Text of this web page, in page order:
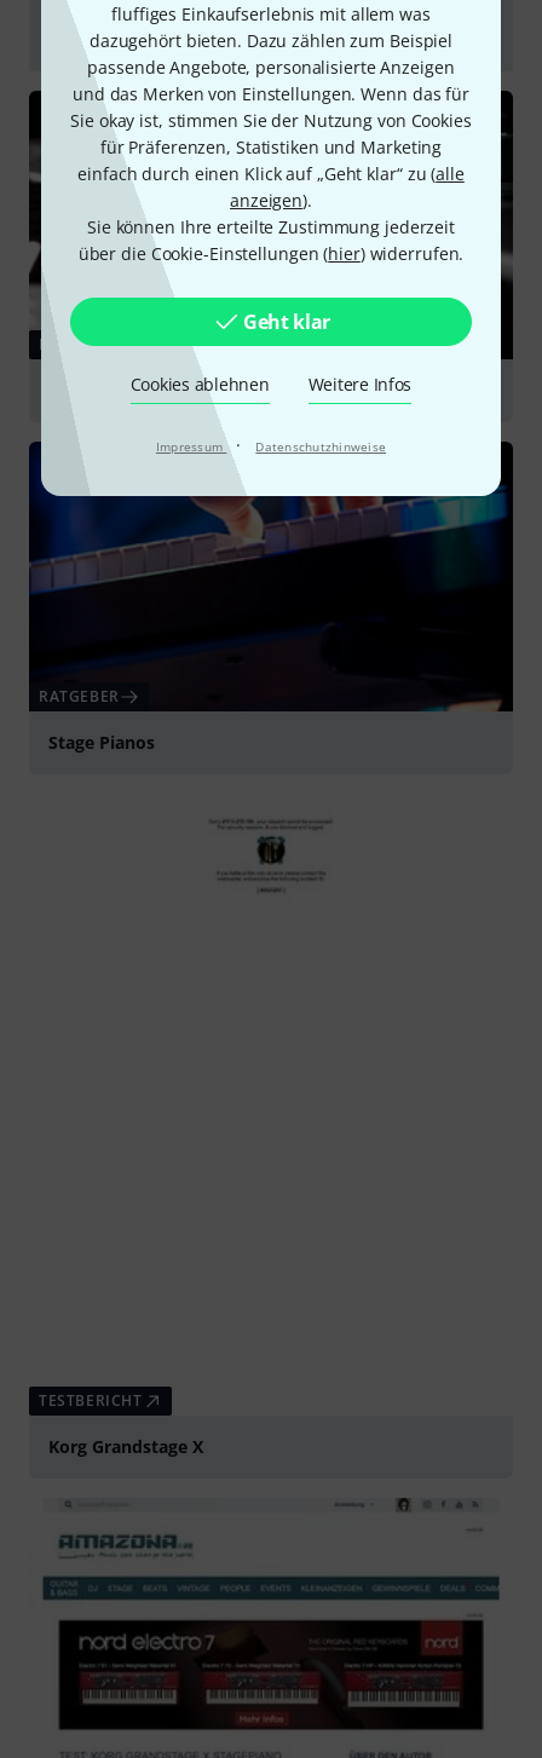
fluffiges Einkaufserlebnis mit allem was
dazugehört bieten. Dazu zählen zum Beispiel
passende Angebote, personalisierte Anzeigen
und das Merken von Einstellungen. Wenn das für
Sie okay ist, stimmen Sie der Nutzung von Cookies
für Präferenzen, Statistiken und Marketing
einfach durch einen Klick auf „Geht klar“ zu (alle
anzeigen).
Sie können Ihre erteilte Zustimmung jederzeit
über die Cookie-Einstellungen (hier) widerrufen.
Geht klar
Cookies ablehnen Weitere Infos
Impressum · Datenschutzhinweise
Stage Piano Shootout 2026 – 7 Instrumente im
Vergleich | Roland, Yamaha, Kawai, Korg & mehr
abspielen
RATGEBER
Masterkeyboards
RATGEBER
Stage Pianos
TESTBERICHT
Korg Grandstage X